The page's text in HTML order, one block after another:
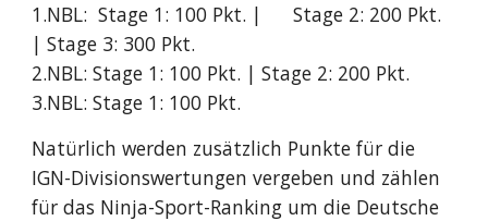
1.NBL: Stage 1: 100 Pkt. |
Stage 2: 200 Pkt.
| Stage 3: 300 Pkt.
2.NBL: Stage 1: 100 Pkt. | Stage 2: 200 Pkt.
3.NBL: Stage 1: 100 Pkt.
Natürlich werden zusätzlich Punkte für die
IGN-Divisionswertungen vergeben und zählen
für das Ninja-Sport-Ranking um die Deutsche